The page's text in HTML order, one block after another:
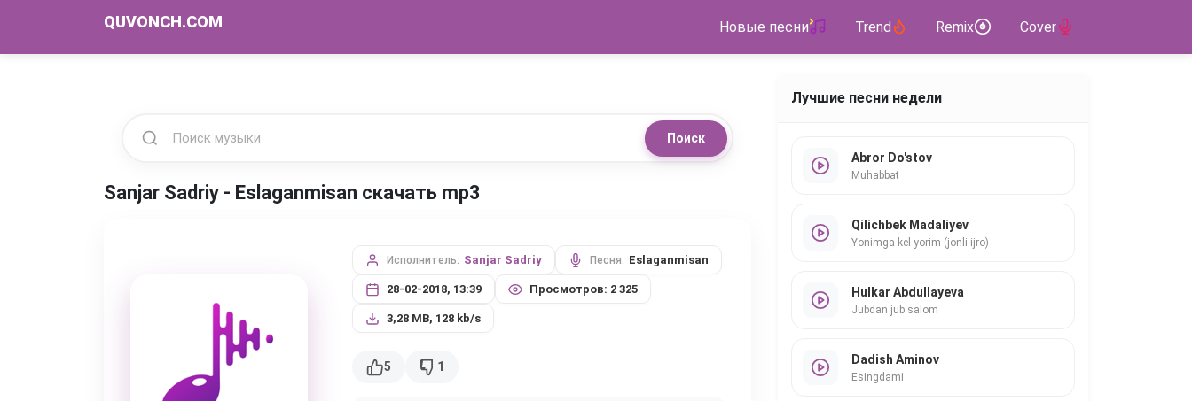
QUVONCH.COM Новые песни Trend Remix Cover
Поиск
Sanjar Sadriy - Eslaganmisan скачать mp3
Исполнитель: Sanjar Sadriy Песня: Eslaganmisan
28-02-2018, 13:39 Просмотров: 2 325
3,28 MB, 128 kb/s
5 1
Лучшие песни недели
Abror Do'stov
Muhabbat
Qilichbek Madaliyev
Yonimga kel yorim (jonli ijro)
Hulkar Abdullayeva
Jubdan jub salom
Dadish Aminov
Esingdami